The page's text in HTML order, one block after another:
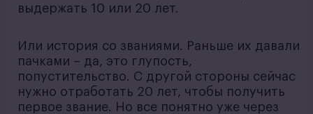
выдержать 10 или 20 лет.
Или история со званиями. Раньше их давали
пачками – да, это глупость,
попустительство. С другой стороны сейчас
нужно отработать 20 лет, чтобы получить
первое звание. Но все понятно уже через